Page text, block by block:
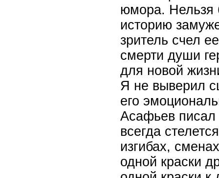
юмора. Нельзя
историю
зритель счел
смерти души
для новой
Я не выверил
его
Асафьев писал
всегда
изгибах,
одной краски